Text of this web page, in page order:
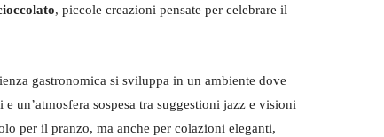
, piccole creazioni pensate per celebrare il
gastronomica si sviluppa in un ambiente dove
un’atmosfera sospesa tra suggestioni jazz e visioni
per il pranzo, ma anche per colazioni eleganti,